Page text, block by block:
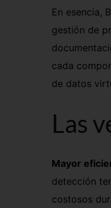
En esencia,
gestión de
cada
de datos
Las
Mayor
detección
costosos